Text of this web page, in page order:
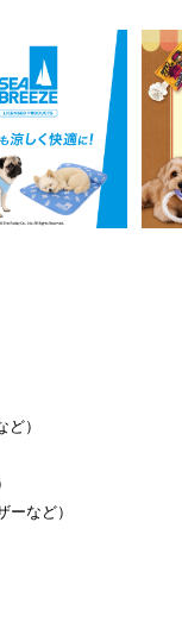
）
ーなど）